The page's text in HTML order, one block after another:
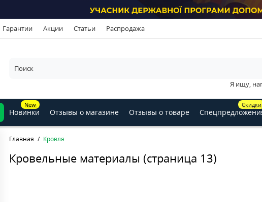
Гарантии Акции Статьи Распродажа
Я ищу,
Главная Кровля
Кровельные материалы (страница 13)
New
Новинки Отзывы о магазине Отзывы о товаре
Скидки